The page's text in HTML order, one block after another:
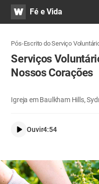
WATVFé e Vida
Pós-Escrito do Serviço
Serviços
Nossos Corações
Igreja em Baulkham Hills,
Ouvir4:54